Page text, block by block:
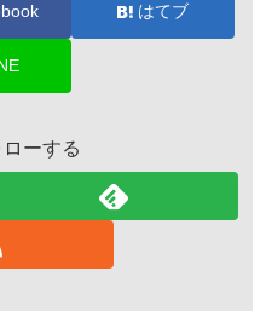
はてブ
ーする